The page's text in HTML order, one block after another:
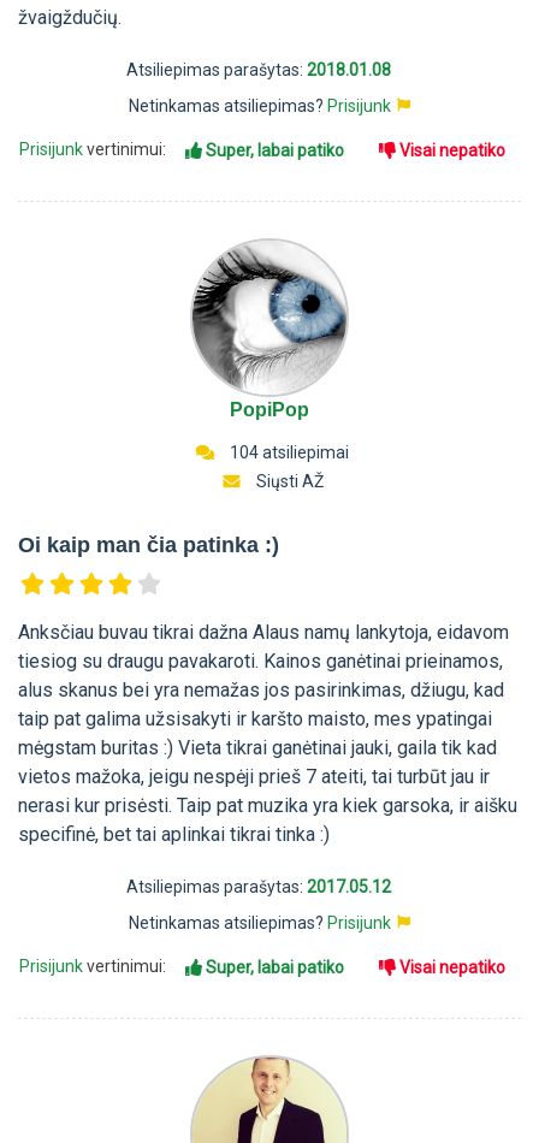
žvaigždučių.
Atsiliepimas parašytas: 2018.01.08
Netinkamas atsiliepimas? Prisijunk
Prisijunkvertinimui: Super, labai patiko Visai nepatiko
PopiPop
104 atsiliepimai
Siųsti AŽ
Oi kaip man čia patinka :)
Anksčiau buvau tikrai dažna Alaus namų lankytoja, eidavom
tiesiog su draugu pavakaroti. Kainos ganėtinai prieinamos,
alus skanus bei yra nemažas jos pasirinkimas, džiugu, kad
taip pat galima užsisakyti ir karšto maisto, mes ypatingai
mėgstam buritas :) Vieta tikrai ganėtinai jauki, gaila tik kad
vietos mažoka, jeigu nespėji prieš 7 ateiti, tai turbūt jau ir
nerasi kur prisėsti. Taip pat muzika yra kiek garsoka, ir aišku
specifinė, bet tai aplinkai tikrai tinka :)
Atsiliepimas parašytas: 2017.05.12
Netinkamas atsiliepimas? Prisijunk
Prisijunkvertinimui: Super, labai patiko Visai nepatiko